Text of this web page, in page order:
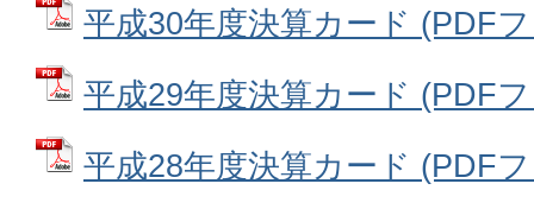
平成30年度決算カード (PDF
平成29年度決算カード (PDF
平成28年度決算カード (PDF